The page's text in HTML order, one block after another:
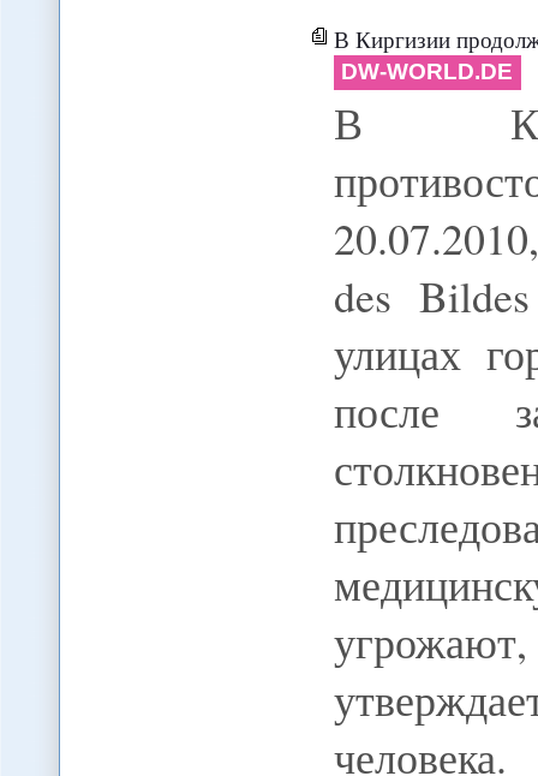
В Киргизии
DW-WORLD.DE
В
des
улицах
после